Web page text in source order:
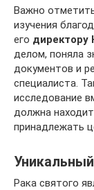
Важно
изучения
его директору
делом, поняла
документов и
специалиста.
исследование
должна
принадлежать
Рака святого